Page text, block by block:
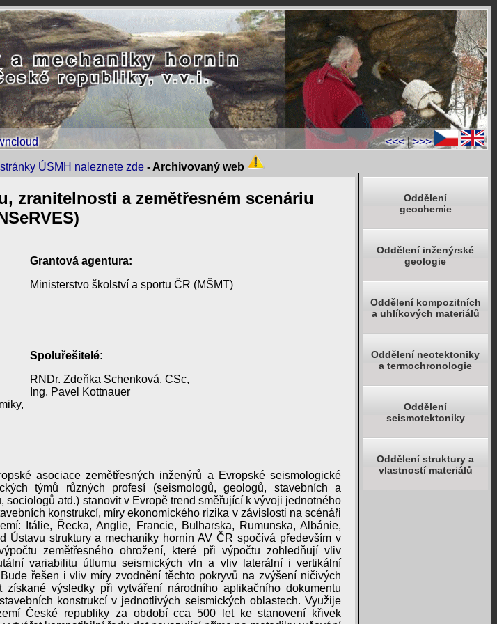
<<<|>>>
ÚSMH naleznete zde- Archivovaný web
zranitelnosti a zemětřesném scenáriu
Grantová agentura:
Ministerstvo školství a sportu ČR (MŠMT)
Spoluřešitelé:
RNDr. Zdeňka Schenková, CSc,
Ing. Pavel Kottnauer
asociace zemětřesných inženýrů a Evropské seismologické
týmů různých profesí (seismologů, geologů, stavebních a
atd.) stanovit v Evropě trend směřující k vývoji jednotného
konstrukcí, míry ekonomického rizika v závislosti na scénáři
Itálie, Řecka, Anglie, Francie, Bulharska, Rumunska, Albánie,
Ústavu struktury a mechaniky hornin AV ČR spočívá především v
zemětřesného ohrožení, které při výpočtu zohledňují vliv
variabilitu útlumu seismických vln a vliv laterální i vertikální
řešen i vliv míry zvodnění těchto pokryvů na zvýšení ničivých
výsledky při vytváření národního aplikačního dokumentu
konstrukcí v jednotlivých seismických oblastech. Využije
České republiky za období cca 500 let ke stanovení křivek
Oddělení
geochemie
Oddělení inženýrské
geologie
Oddělení kompozitních
a uhlíkových materiálů
Oddělení neotektoniky
a termochronologie
Oddělení
seismotektoniky
Oddělení struktury a
vlastností materiálů